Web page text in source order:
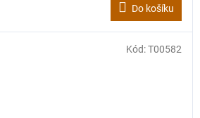
Do košíku
Kód:T00582